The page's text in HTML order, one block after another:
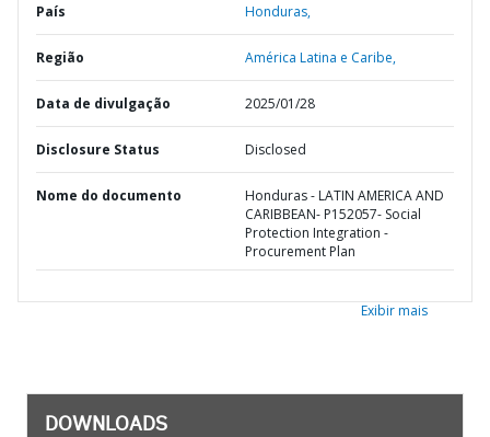
País Honduras,
Região América Latina e Caribe,
Data de divulgação 2025/01/28
Disclosure Status Disclosed
Nome do documento
Honduras - LATIN AMERICA AND
CARIBBEAN- P152057- Social
Protection Integration -
Procurement Plan
Exibir mais
DOWNLOADS